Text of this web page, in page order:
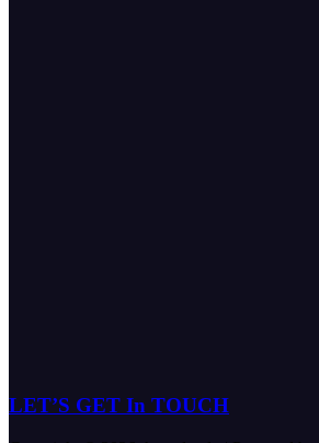
LET’S GET In TOUCH